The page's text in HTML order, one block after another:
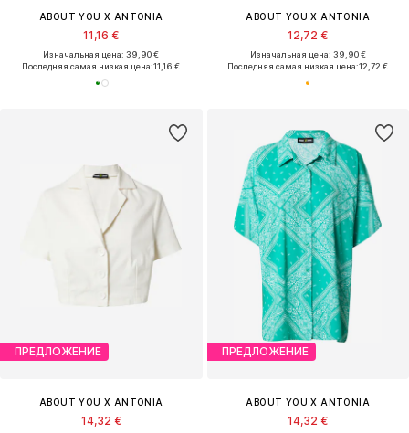
ABOUT YOU X ANTONIA
11,16 €
Изначальная цена: 39,90 €
Последняя самая низкая цена:11,16 €
ABOUT YOU X ANTONIA
12,72 €
Изначальная цена: 39,90 €
Последняя самая низкая цена:12,72 €
ПРЕДЛОЖЕНИЕ
ABOUT YOU X ANTONIA
14,32 €
ПРЕДЛОЖЕНИЕ
ABOUT YOU X ANTONIA
14,32 €